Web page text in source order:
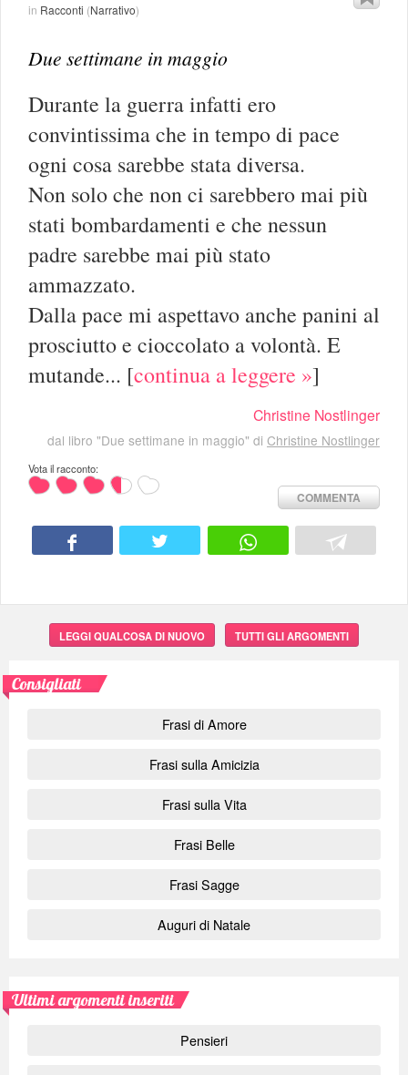
in Racconti (Narrativo)
Due settimane in maggio
Durante la guerra infatti ero
convintissima che in tempo di pace
ogni cosa sarebbe stata diversa.
Non solo che non ci sarebbero mai più
stati bombardamenti e che nessun
padre sarebbe mai più stato
ammazzato.
Dalla pace mi aspettavo anche panini al
prosciutto e cioccolato a volontà. E
mutande... [continua a leggere »]
Christine Nostlinger
dal libro "Due settimane in maggio" di Christine Nostlinger
Vota il racconto:
COMMENTA
LEGGI QUALCOSA DI NUOVO TUTTI GLI ARGOMENTI
Consigliati
Frasi di Amore
Frasi sulla Amicizia
Frasi sulla Vita
Frasi Belle
Frasi Sagge
Auguri di Natale
Ultimi argomenti inseriti
Pensieri